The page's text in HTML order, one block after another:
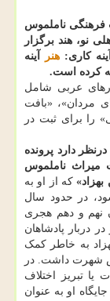
فرهنگی ناملموس
۲۳ اذرماه) در دهلی نو، هند برگزار
کاری: هنر
آینه
کرده است.
عربی شامل
مردان»، «بافت
را برای ثبت در
دارد پرونده
میراث ناملموس
که از او به
در حدود سال
قرن نهم و دهم هجری
دربار پادشاهان
به خاطر کمک
شهرت داشت. در
تبریز اختلاف
او به عنوان